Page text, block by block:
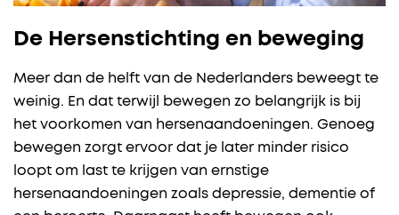
De Hersenstichting en beweging
Meer dan de helft van de Nederlanders beweegt te
weinig. En dat terwijl bewegen zo belangrijk is bij
het voorkomen van hersenaandoeningen. Genoeg
bewegen zorgt ervoor dat je later minder risico
loopt om last te krijgen van ernstige
hersenaandoeningen zoals depressie, dementie of